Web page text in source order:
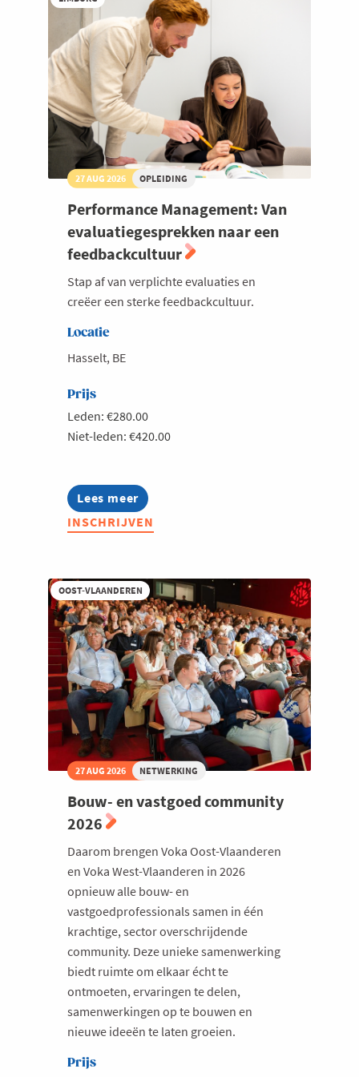
27 AUG 2026 OPLEIDING
Performance Management: Van
evaluatiegesprekken naar een
feedbackcultuur
Stap af van verplichte evaluaties en
creëer een sterke feedbackcultuur.
Locatie
Hasselt, BE
Prijs
Leden: €280.00
Niet-leden: €420.00
Lees meer
about
Performance
Management:
een
feedbackcultuur
INSCHRIJVEN
OOST-VLAANDEREN
27 AUG 2026 NETWERKING
Bouw- en vastgoed community
2026
Daarom brengen Voka Oost-Vlaanderen
en Voka West-Vlaanderen in 2026
opnieuw alle bouw- en
vastgoedprofessionals samen in één
krachtige, sector overschrijdende
community. Deze unieke samenwerking
biedt ruimte om elkaar écht te
ontmoeten, ervaringen te delen,
samenwerkingen op te bouwen en
nieuwe ideeën te laten groeien.
Prijs